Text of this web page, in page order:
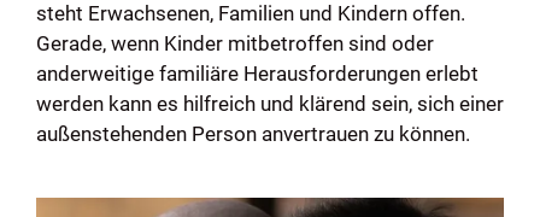
steht Erwachsenen, Familien und Kindern offen.
Gerade, wenn Kinder mitbetroffen sind oder
anderweitige familiäre Herausforderungen erlebt
werden kann es hilfreich und klärend sein, sich einer
außenstehenden Person anvertrauen zu können.